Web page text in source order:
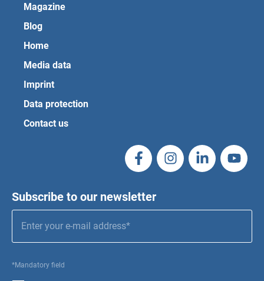
Magazine
Blog
Home
Media data
Imprint
Data protection
Contact us
Subscribe to our newsletter
*Mandatory field